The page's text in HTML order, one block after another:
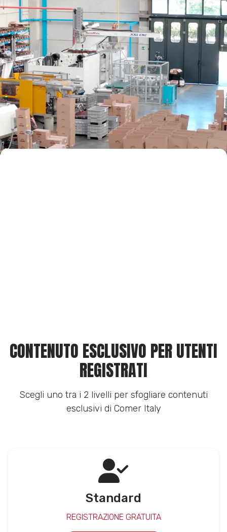
CONTENUTO ESCLUSIVO PER UTENTI
REGISTRATI
Scegli uno tra i 2 livelli per sfogliare contenuti
esclusivi di Comer Italy
Standard
REGISTRAZIONE GRATUITA